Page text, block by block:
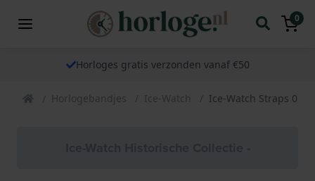
0
Horloges gratis verzonden vanaf €50
Horlogebandjes Ice-Watch Ice-Watch Straps